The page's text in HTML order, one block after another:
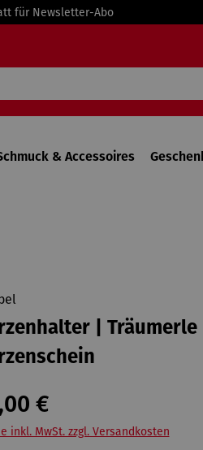
für Newsletter-Abo
& Accessoires
| Träumerle
€
inkl. MwSt. zzgl. Versandkosten